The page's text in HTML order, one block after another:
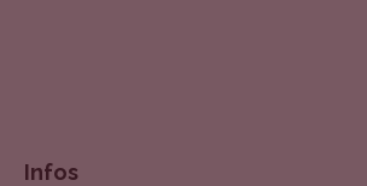
Infos